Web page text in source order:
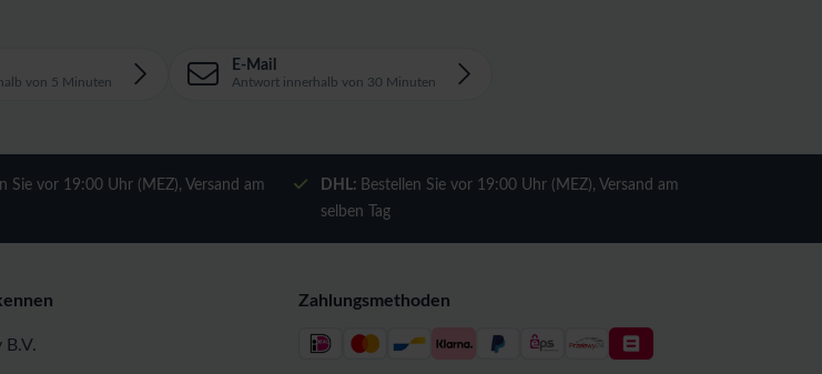
von 5 Minuten
E-Mail
Antwort innerhalb von 30 Minuten
Sie vor 19:00 Uhr (MEZ), Versand am
DHL: Bestellen Sie vor 19:00 Uhr (MEZ), Versand am
selben Tag
B.V.
Zahlungsmethoden